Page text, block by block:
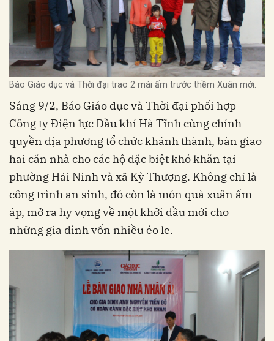
Báo Giáo dục và Thời đại trao 2 mái ấm trước thềm Xuân mới.
Sáng 9/2, Báo Giáo dục và Thời đại phối hợp
Công ty Điện lực Dầu khí Hà Tĩnh cùng chính
quyền địa phương tổ chức khánh thành, bàn giao
hai căn nhà cho các hộ đặc biệt khó khăn tại
phường Hải Ninh và xã Kỳ Thượng. Không chỉ là
công trình an sinh, đó còn là món quà xuân ấm
áp, mở ra hy vọng về một khởi đầu mới cho
những gia đình vốn nhiều éo le.